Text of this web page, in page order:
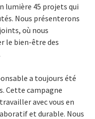
lumière 45 projets qui
Nous présenterons
où nous
le bien-être des
a toujours été
Cette campagne
avec vous en
et durable. Nous